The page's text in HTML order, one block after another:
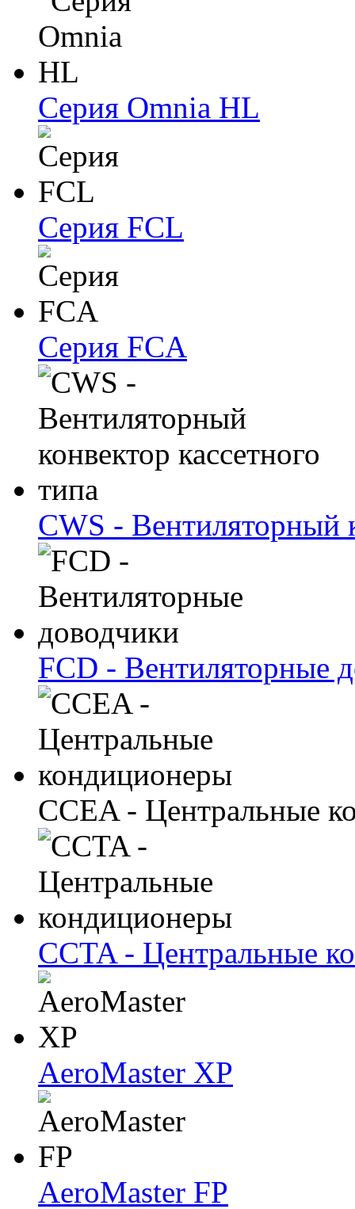
Серия Omnia HL
Серия FCL
Серия FCA
CWS - Вентиляторный
FCD - Вентиляторные
CCEA - Центральные
CCTA - Центральные
AeroMaster XP
AeroMaster FP